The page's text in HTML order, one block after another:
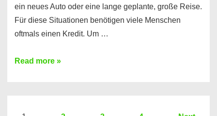
ein neues Auto oder eine lange geplante, große Reise.
Für diese Situationen benötigen viele Menschen
oftmals einen Kredit. Um …
Brauchen
Read more »